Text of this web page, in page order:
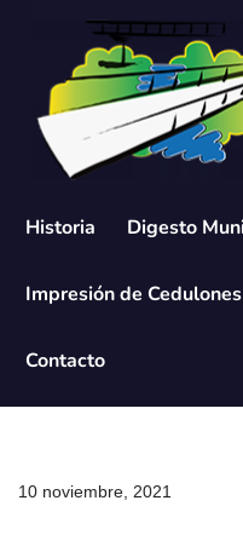
contenido
Historia Digesto
Impresión de Cedulones
Contacto
10 noviembre, 2021